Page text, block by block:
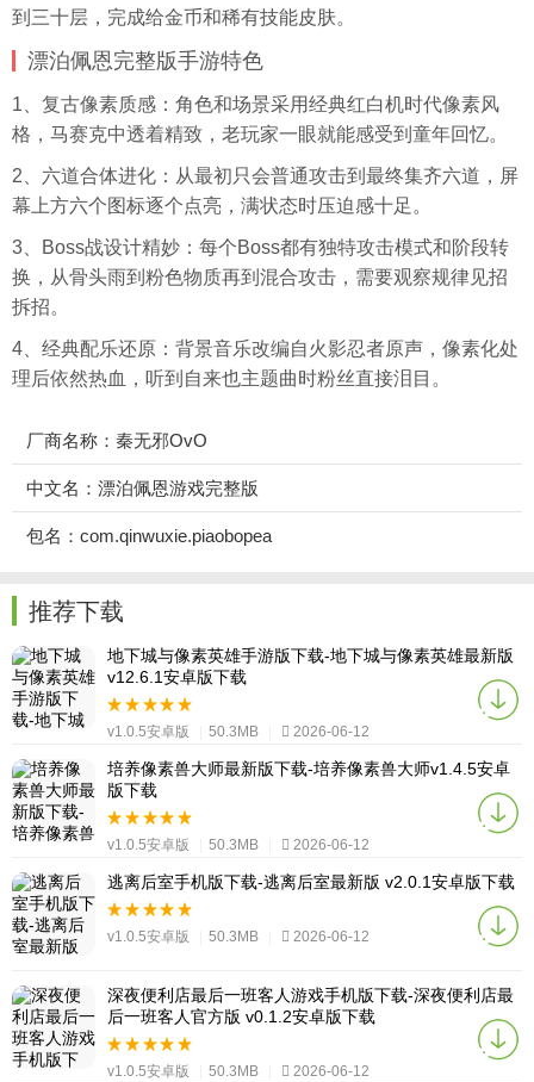
到三十层，完成给金币和稀有技能皮肤。
漂泊佩恩完整版手游特色
1、复古像素质感：角色和场景采用经典红白机时代像素风
格，马赛克中透着精致，老玩家一眼就能感受到童年回忆。
2、六道合体进化：从最初只会普通攻击到最终集齐六道，屏
幕上方六个图标逐个点亮，满状态时压迫感十足。
3、Boss战设计精妙：每个Boss都有独特攻击模式和阶段转
换，从骨头雨到粉色物质再到混合攻击，需要观察规律见招
拆招。
4、经典配乐还原：背景音乐改编自火影忍者原声，像素化处
理后依然热血，听到自来也主题曲时粉丝直接泪目。
厂商名称：秦无邪OvO
中文名：漂泊佩恩游戏完整版
包名：com.qinwuxie.piaobopea
推荐下载
地下城与像素英雄手游版下载-地下城与像素英雄最新版
v12.6.1安卓版下载
v1.0.5安卓版 50.3MB 2026-06-12
培养像素兽大师最新版下载-培养像素兽大师v1.4.5安卓
版下载
v1.0.5安卓版 50.3MB 2026-06-12
逃离后室手机版下载-逃离后室最新版 v2.0.1安卓版下载
v1.0.5安卓版 50.3MB 2026-06-12
深夜便利店最后一班客人游戏手机版下载-深夜便利店最
后一班客人官方版 v0.1.2安卓版下载
v1.0.5安卓版 50.3MB 2026-06-12